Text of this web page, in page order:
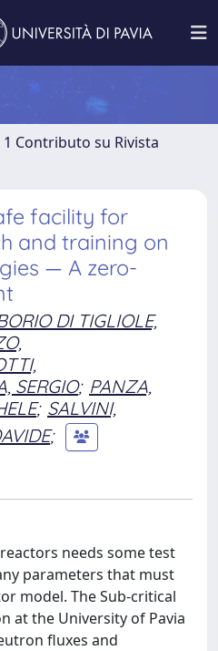
1 Contributo su Rivista
facility for
and training on
— A zero-
DI TIGLIOLE,
SERGIO; PANZA,
; SALVINI,
;
needs some test
parameters that must
model. The Sub-critical
at the University of Pavia
fluxes and